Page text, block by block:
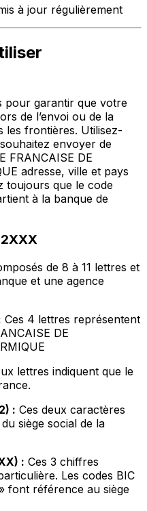
à jour régulièrement
pour garantir que votre
de l’envoi ou de la
les frontières. Utilisez-
envoyer de
FRANCAISE DE
adresse, ville et pays
toujours que le code
à la banque de
de 8 à 11 lettres et
et une agence
Ces 4 lettres représentent
DE
lettres indiquent que le
: Ces deux caractères
siège social de la
: Ces 3 chiffres
Les codes BIC
font référence au siège